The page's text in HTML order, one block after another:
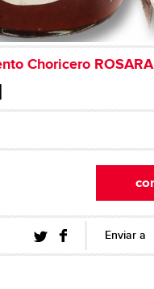
Choricero ROSARA
Enviar a